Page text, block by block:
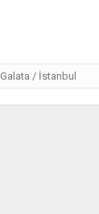
Galata / İstanbul